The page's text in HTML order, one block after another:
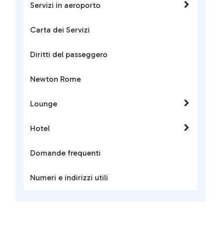
Servizi in aeroporto
Carta dei Servizi
Diritti del passeggero
Newton Rome
Lounge
Hotel
Domande frequenti
Numeri e indirizzi utili